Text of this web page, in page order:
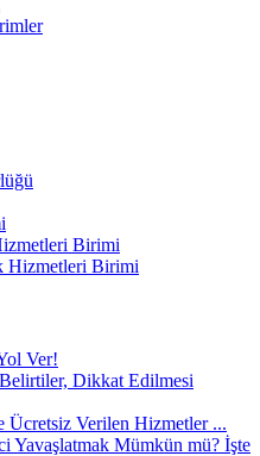
Birimi
Hizmetleri Birimi
Ver!
Dikkat Edilmesi
Ücretsiz Verilen Hizmetler ...
Yavaşlatmak Mümkün mü? İşte